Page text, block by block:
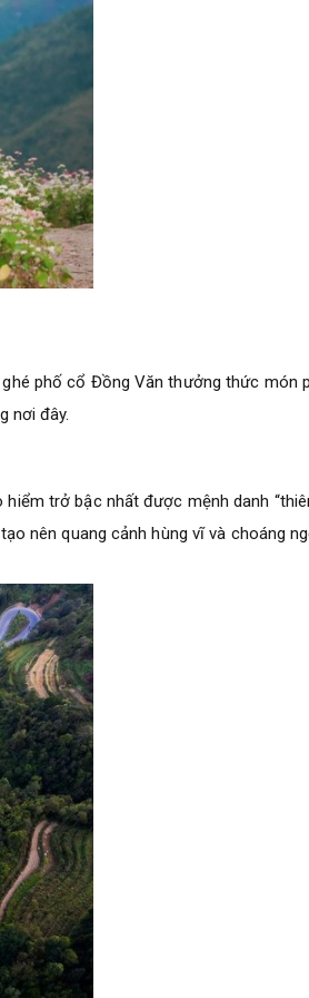
phố cổ Đồng Văn thưởng thức món
nơi đây.
trở bậc nhất được mệnh danh
nên quang cảnh hùng vĩ và choáng